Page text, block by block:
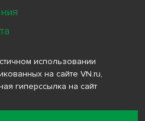
использовании
на сайте VN.ru,
гиперссылка на сайт